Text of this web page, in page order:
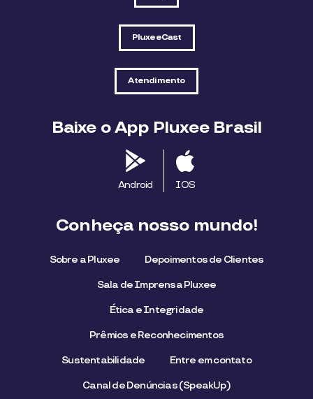
PluxeeCast
Atendimento
Baixe o App Pluxee Brasil
Android IOS
Conheça nosso mundo!
Sobre a Pluxee Depoimentos de Clientes
Sala de Imprensa Pluxee
Ética e Integridade
Prêmios e Reconhecimentos
Sustentabilidade Entre em contato
Canal de Denúncias (SpeakUp)